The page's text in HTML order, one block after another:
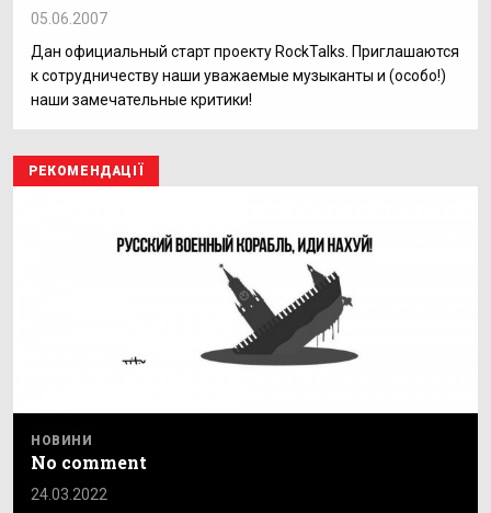
05.06.2007
Дан официальный старт проекту RockTalks. Приглашаются
к сотрудничеству наши уважаемые музыканты и (особо!)
наши замечательные критики!
РЕКОМЕНДАЦІЇ
НОВИНИ
No comment
24.03.2022